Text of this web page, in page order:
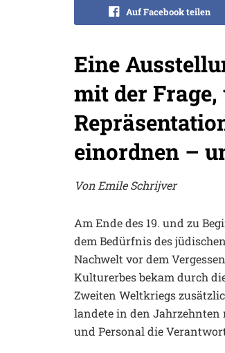
Auf Facebook teilen
Eine
mit der
einordnen –
Von Emile Schrijver
Am Ende des 19. und zu
dem Bedürfnis des
Nachwelt vor dem
Kulturerbes bekam durch
Zweiten Weltkriegs
landete in den
und Personal die